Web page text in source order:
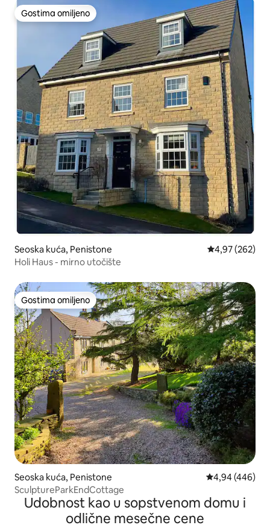
Gostima omiljeno
Gostima omiljeno
Seoska kuća, Penistone Prosečna
4,97 (262)
Holi Haus - mirno utočište
Gostima omiljeno
Gostima omiljeno
Seoska kuća, Penistone Prosečna
4,94 (446)
SculptureParkEndCottage
Udobnost kao u sopstvenom domu i
odlične mesečne cene